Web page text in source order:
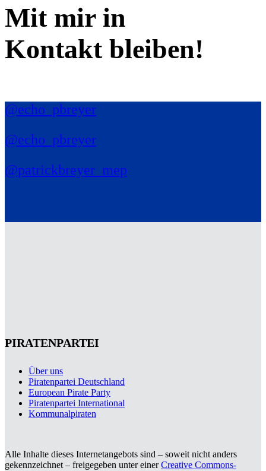
Mit mir in
Kontakt bleiben!
@echo_pbreyer
@echo_pbreyer
@patrickbreyer_mep
PIRATENPARTEI
Über uns
Piratenpartei Deutschland
European Pirate Party
Piratenpartei International
Kommunalpiraten
Alle Inhalte dieses Internetangebots sind – soweit nicht anders
gekennzeichnet – freigegeben unter einerCreative Commons-